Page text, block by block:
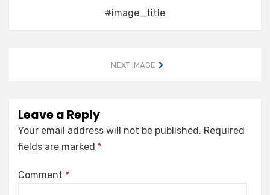
#image_title
NEXT IMAGE
Leave a Reply
Your email address will not be published. Required
fields are marked *
Comment *